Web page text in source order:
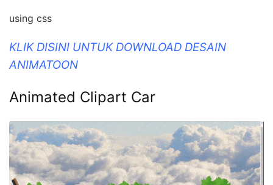
using css
KLIK DISINI UNTUK DOWNLOAD DESAIN
ANIMATOON
Animated Clipart Car